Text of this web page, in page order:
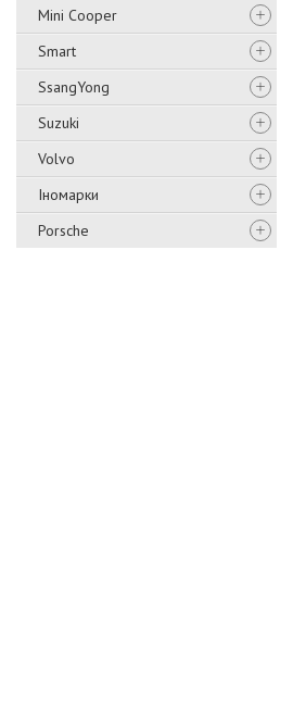
Mini Cooper
Smart
SsangYong
Suzuki
Volvo
Іномарки
Porsche